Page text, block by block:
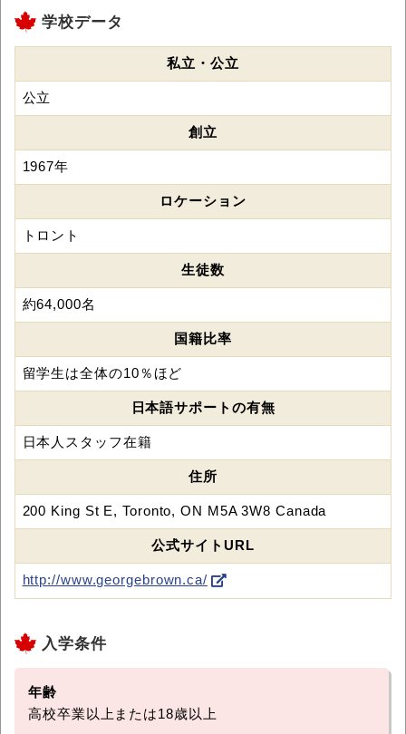
学校データ
私立・公立
公立
創立
1967年
ロケーション
トロント
生徒数
約64,000名
国籍比率
留学生は全体の10％ほど
日本語サポートの有無
日本人スタッフ在籍
住所
200 King St E, Toronto, ON M5A 3W8 Canada
公式サイトURL
http://www.georgebrown.ca/
入学条件
年齢
高校卒業以上または18歳以上